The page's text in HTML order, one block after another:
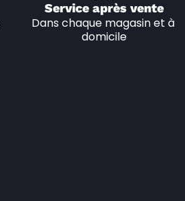
Service après vente
Dans chaque magasin et à
domicile